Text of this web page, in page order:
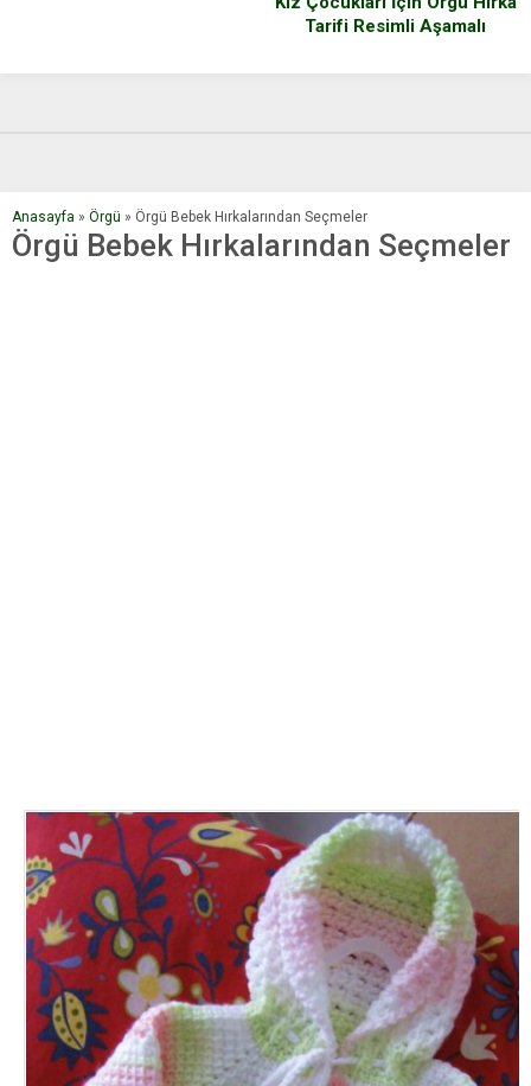
Tarifi Resimli Aşamalı
Anasayfa » Örgü » Örgü Bebek Hırkalarından Seçmeler
Örgü Bebek Hırkalarından Seçmeler